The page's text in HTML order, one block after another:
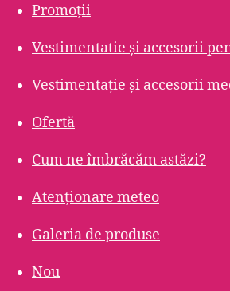
Promoții
Vestimentatie și accesorii
Vestimentație și accesorii
Ofertă
Cum ne îmbrăcăm astăzi?
Atenționare meteo
Galeria de produse
Nou